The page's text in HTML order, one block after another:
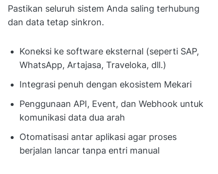
Pastikan seluruh sistem Anda saling terhubung
dan data tetap sinkron.
Koneksi ke software eksternal (seperti SAP,
WhatsApp, Artajasa, Traveloka, dll.)
Integrasi penuh dengan ekosistem Mekari
Penggunaan API, Event, dan Webhook untuk
komunikasi data dua arah
Otomatisasi antar aplikasi agar proses
berjalan lancar tanpa entri manual